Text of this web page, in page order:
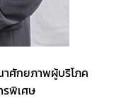
พัฒนาศักยภาพผู้บริโภค
ารพิเศษ